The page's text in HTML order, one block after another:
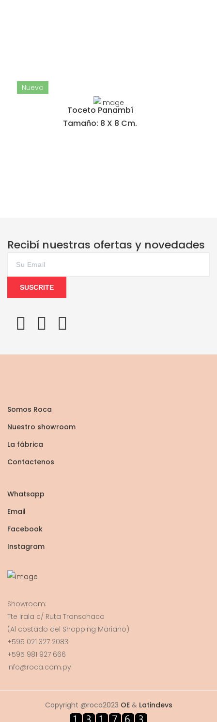
Nuevo
Toceto Panambí
Tamaño: 8 X 8 Cm.
Recibí nuestras ofertas y novedades
SUSCRITE
Somos Roca
Nuestro showroom
La fábrica
Contactenos
Whatsapp
Email
Facebook
Instagram
Showroom:
Tte Irala c/ Ruta Transchaco
(Al costado del Shopping Mariano)
+595 021 327 2083
+595 981 927 666
info@roca.com.py
Copyright @roca2023 OE& Latindevs